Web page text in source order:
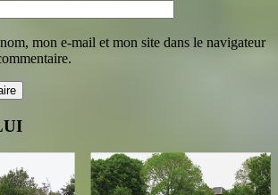
mon e-mail et mon site dans le navigateur